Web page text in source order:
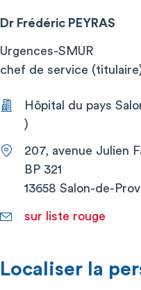
Dr Frédéric PEYRAS
Urgences-SMUR
chef de service
Hôpital du pays
)
207, avenue Julien
BP 321
13658 Salon-de-
sur liste rouge
Localiser la